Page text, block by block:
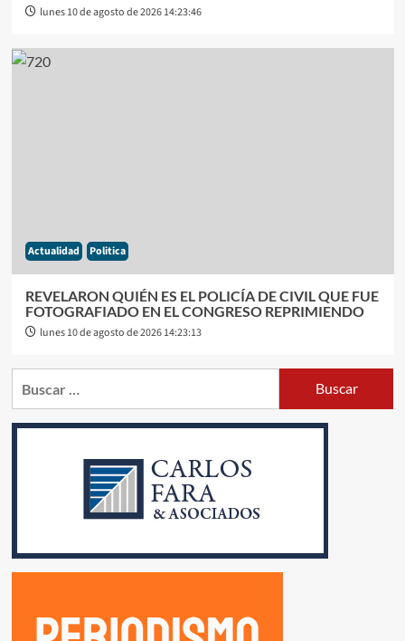
lunes 10 de agosto de 2026 14:23:46
Actualidad Politica
REVELARON QUIÉN ES EL POLICÍA DE CIVIL QUE FUE
FOTOGRAFIADO EN EL CONGRESO REPRIMIENDO
lunes 10 de agosto de 2026 14:23:13